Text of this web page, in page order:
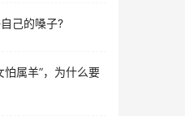
己的嗓子?
怕属羊”，为什么要